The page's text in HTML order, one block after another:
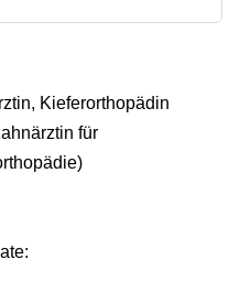
Kieferorthopädin
für